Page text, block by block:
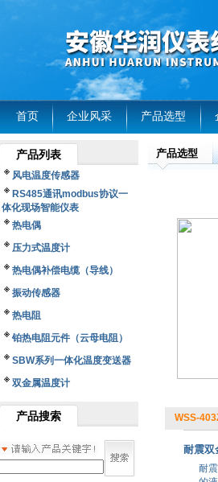
首页 企业风采 产品选型
产品列表
风电温度传感器
RS485通讯modbus协议一
体化现场智能仪表
热电偶
压力式温度计
热电偶补偿电缆（导线）
振动传感器
热电阻
铂热电阻元件（云母电阻）
SBW系列一体化温度变送器
双金属温度计
产品搜索
产品选型
WSS-
耐震双
耐